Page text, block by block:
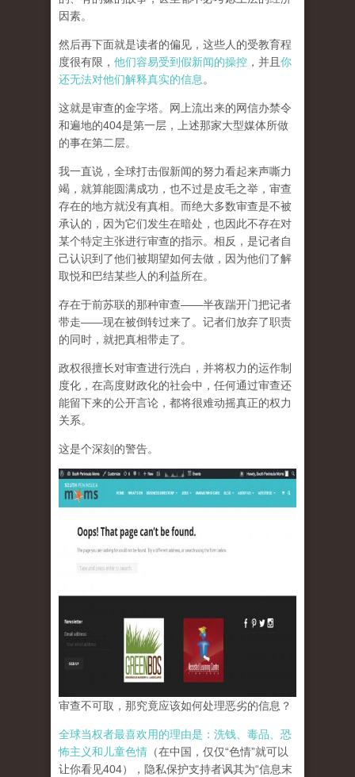
因素。
然后再下面就是读者的偏见，这些人的受教育程
度很有限， 他们容易受到假新闻的操控 ，并且 你
还无法对他们解释真实的信息 。
这就是审查的金字塔。网上流出来的网信办禁令
和遍地的404是第一层，上述那家大型媒体所做
的事在第二层。
我一直说，全球打击假新闻的努力看起来声嘶力
竭，就算能圆满成功，也不过是皮毛之举，审查
存在的地方就没有真相。而绝大多数审查是不被
承认的，因为它们发生在暗处，也因此不存在对
某个特定主张进行审查的指示。相反，是记者自
己认识到了他们被期望如何去做，因为他们了解
取悦和巴结某些人的利益所在。
存在于前苏联的那种审查——半夜踹开门把记者
带走——现在被倒转过来了。记者们放弃了职责
的同时，就把真相带走了。
政权很擅长对审查进行洗白，并将权力的运作制
度化，在高度财政化的社会中，任何通过审查还
能留下来的公开言论，都将很难动摇真正的权力
关系。
这是个深刻的警告。
审查不可取，那究竟应该如何处理恶劣的信息？
全球当权者最喜欢用的理由是：洗钱、毒品、恐
怖主义和儿童色情 （在中国，仅仅“色情”就可以
让你看见404），隐私保护支持者讽其为“信息末